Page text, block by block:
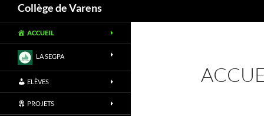
Collège de Varens
ACCUEIL
LA SEGPA
ELÈVES
PROJETS